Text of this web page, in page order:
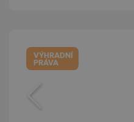
VÝHRADNÍ
PRÁVA